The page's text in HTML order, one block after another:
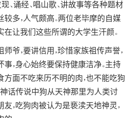
、诵经、唱山歌、讲故事等各种题材
较多，人气颇高。两位老毕摩的自媒
在让我们这些所谓的大学生汗颜。
爷，要讲信用，珍惜家族祖传声誉，
事，身心始终要保持健康洁净。主持
方面不吃来历不明的肉，也不能吃狗
神话传说中狗从天神那里为人类讨
友，吃狗肉被认为是亵渎天地神灵，